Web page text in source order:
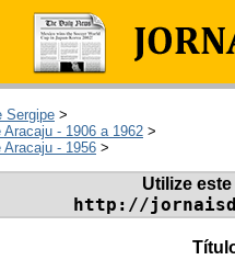
Sergipe >
Aracaju - 1906 a 1962 >
Aracaju - 1956 >
Utilize
http://